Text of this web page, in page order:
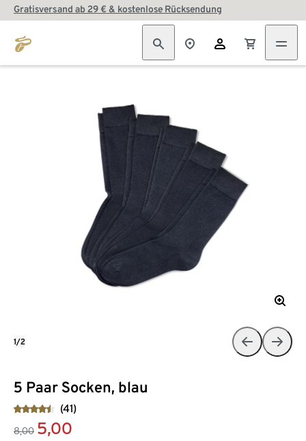
Gratisversand ab 29 € & kostenlose Rücksendung
5 Paar Socken, blau
(41)
8,00 5,00
1/2